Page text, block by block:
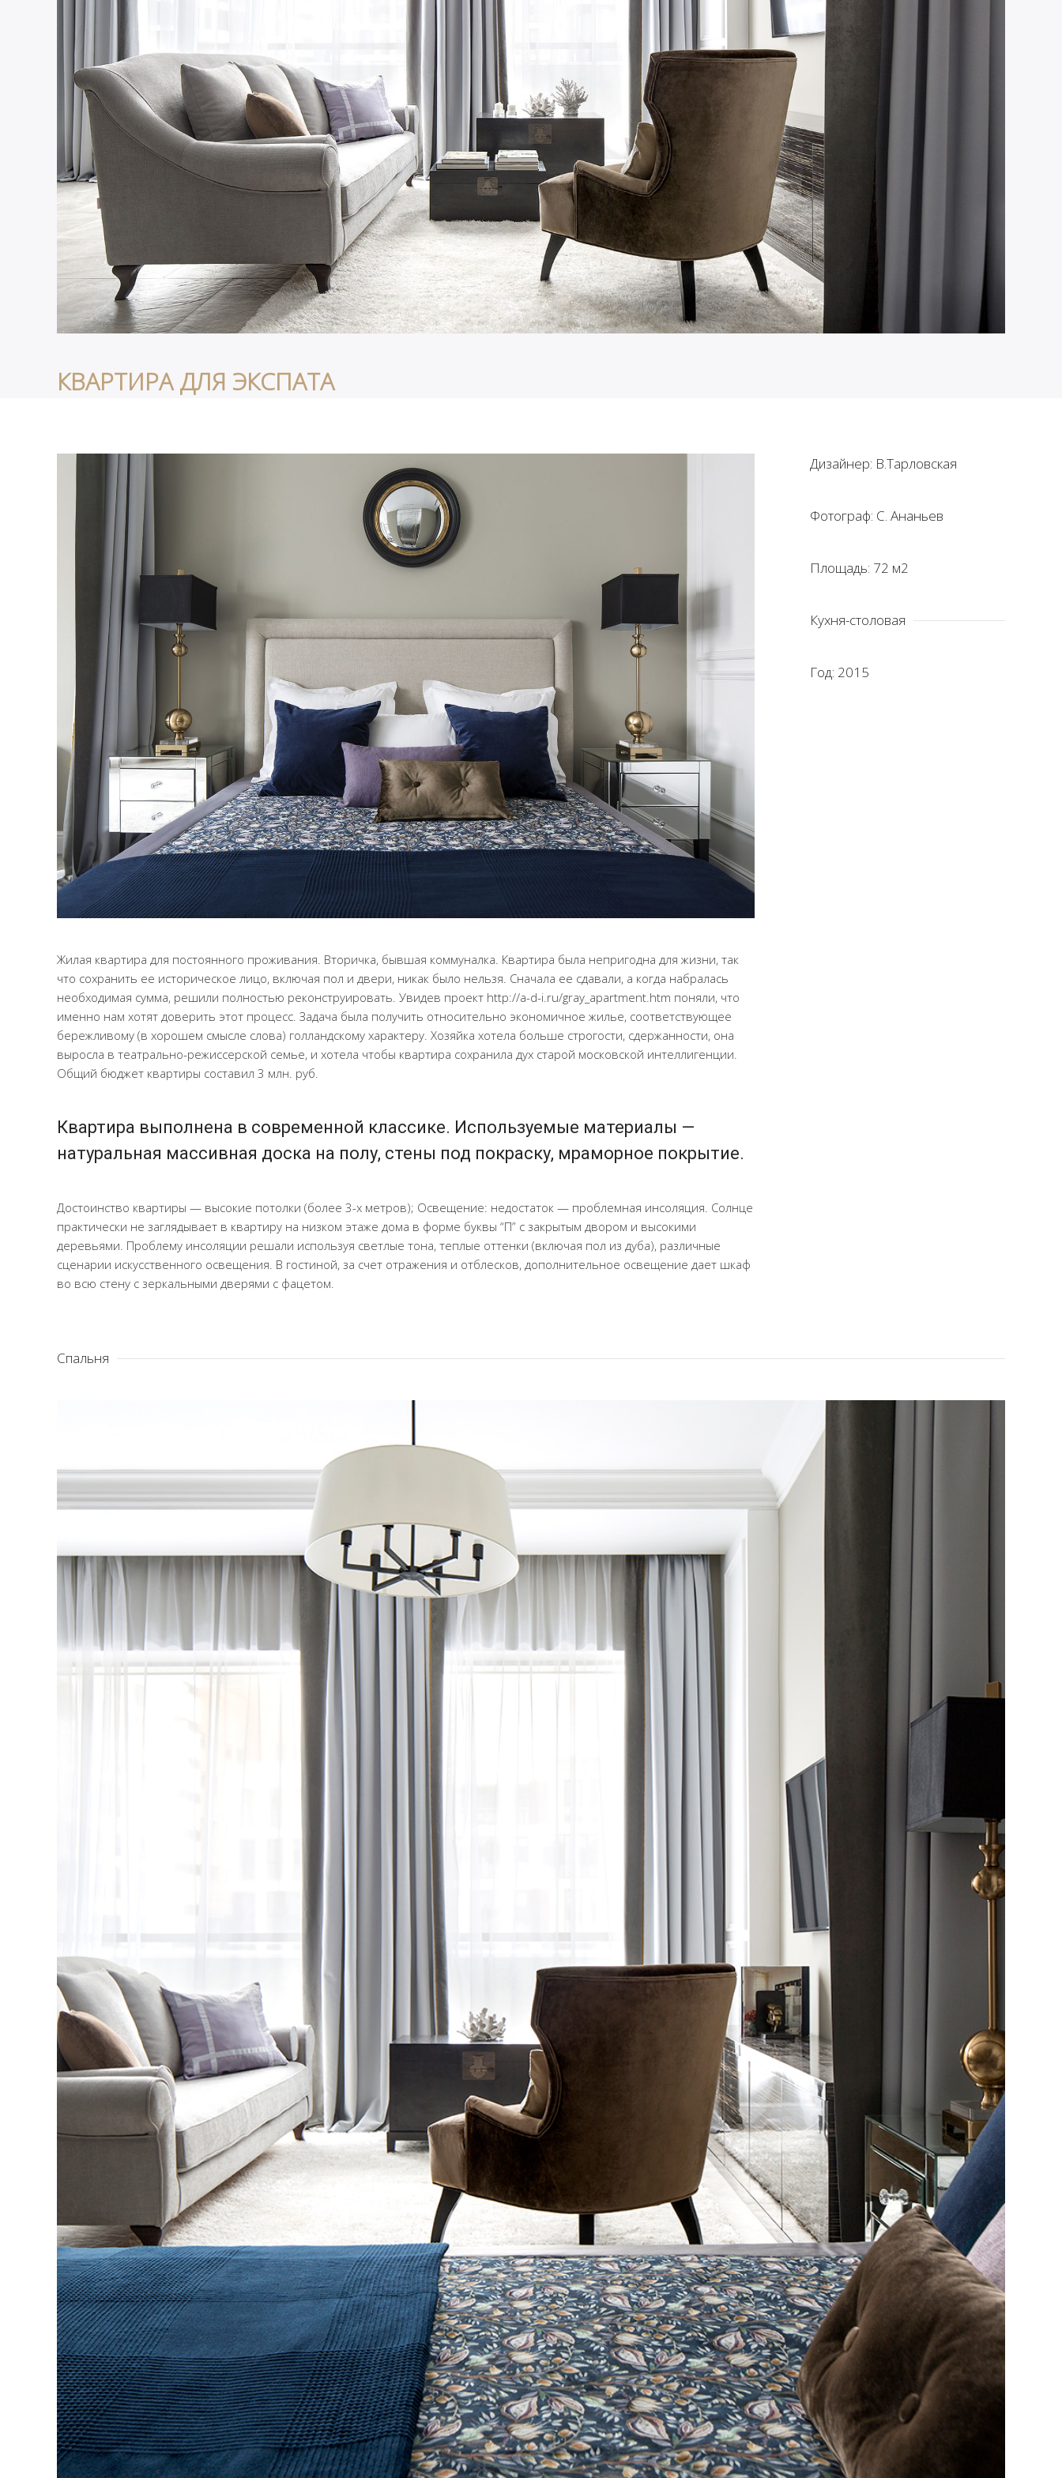
КВАРТИРА ДЛЯ ЭКСПАТА
Жилая квартира для постоянного проживания. Вторичка, бывшая коммуналка. Квартира была непригодна для жизни, так
что сохранить ее историческое лицо, включая пол и двери, никак было нельзя. Сначала ее сдавали, а когда набралась
необходимая сумма, решили полностью реконструировать. Увидев проект http://a-d-i.ru/gray_apartment.htm поняли, что
именно нам хотят доверить этот процесс. Задача была получить относительно экономичное жилье, соответствующее
бережливому (в хорошем смысле слова) голландскому характеру. Хозяйка хотела больше строгости, сдержанности, она
выросла в театрально-режиссерской семье, и хотела чтобы квартира сохранила дух старой московской интеллигенции.
Общий бюджет квартиры составил 3 млн. руб.
Квартира выполнена в современной классике. Используемые материалы —
натуральная массивная доска на полу, стены под покраску, мраморное покрытие.
Достоинство квартиры — высокие потолки (более 3-х метров); Освещение: недостаток — проблемная инсоляция. Солнце
практически не заглядывает в квартиру на низком этаже дома в форме буквы “П” с закрытым двором и высокими
деревьями. Проблему инсоляции решали используя светлые тона, теплые оттенки (включая пол из дуба), различные
сценарии искусственного освещения. В гостиной, за счет отражения и отблесков, дополнительное освещение дает шкаф
во всю стену с зеркальными дверями с фацетом.
Дизайнер: В.Тарловская
Фотограф: С. Ананьев
Площадь: 72 м2
Кухня-столовая
Год: 2015
Спальня